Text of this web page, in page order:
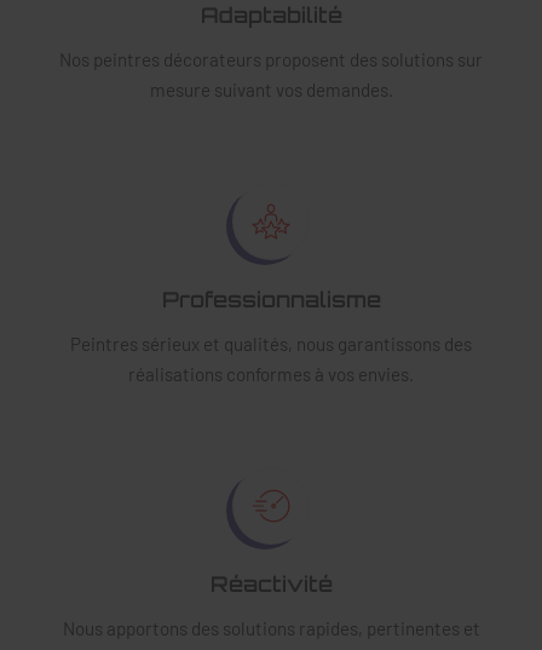
Adaptabilité
Nos peintres décorateurs proposent des solutions sur
mesure suivant vos demandes.
Professionnalisme
Peintres sérieux et qualités, nous garantissons des
réalisations conformes à vos envies.
Réactivité
Nous apportons des solutions rapides, pertinentes et